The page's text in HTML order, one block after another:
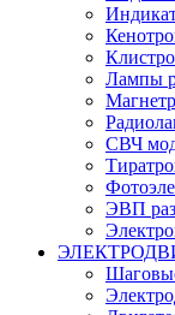
Лампы
СВЧ
ЭВП